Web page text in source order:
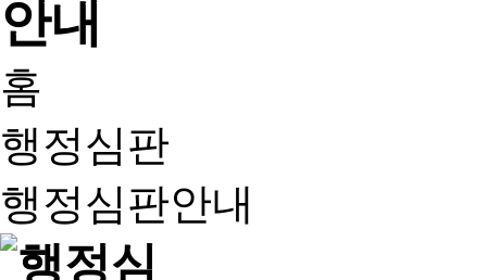
홈
행정심판
행정심판안내